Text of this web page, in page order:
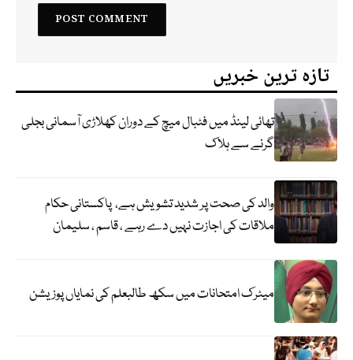
تازہ ترین خبریں
تھائی لینڈ میں فٹبال میچ کے دوران کھلاڑی آسمانی بجلی
گرنے سے ہلاک
والد کی صحت پر شدید تشویش ہے، پاکستانی حکام
ملاقات کی اجازت نہیں دے رہے ، قاسم ، سلیمان
میٹرک امتحانات میں سکھ طالبعلم کی نمایاں پوزیشن